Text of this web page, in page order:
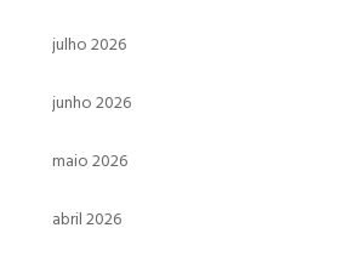
julho 2026
junho 2026
maio 2026
abril 2026